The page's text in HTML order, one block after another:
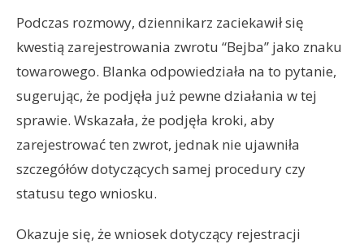
Podczas rozmowy, dziennikarz zaciekawił się
kwestią zarejestrowania zwrotu “Bejba” jako znaku
towarowego. Blanka odpowiedziała na to pytanie,
sugerując, że podjęła już pewne działania w tej
sprawie. Wskazała, że podjęła kroki, aby
zarejestrować ten zwrot, jednak nie ujawniła
szczegółów dotyczących samej procedury czy
statusu tego wniosku.
Okazuje się, że wniosek dotyczący rejestracji